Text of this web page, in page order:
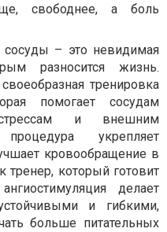
свободнее, а боль
сосуды – это невидимая
разносится жизнь.
тренировка
помогает сосудам
и внешним
укрепляет
кровообращение в
тренер, который готовит
делает
и гибкими,
больше питательных